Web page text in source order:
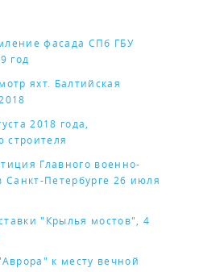
фасада СПб ГБУ
год
яхт. Балтийская
2018 года,
Главного военно-
Санкт-Петербурге 26 июля
"Крылья мостов", 4
к месту вечной